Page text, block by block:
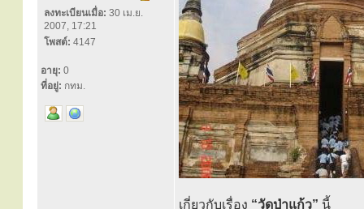
ลงทะเบียนเมื่อ: 30 เม.ย.
2007, 17:21
โพสต์: 4147
อายุ: 0
ที่อยู่: กทม.
เกี่ยวกับเรื่อง “วัดป่าแก้ว” นี้